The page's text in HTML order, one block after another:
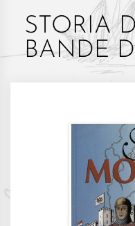
STORIA
BANDE